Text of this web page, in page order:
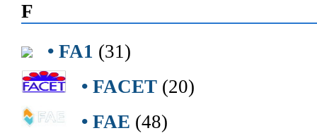
F
• FA1 (31)
• FACET (20)
• FAE (48)